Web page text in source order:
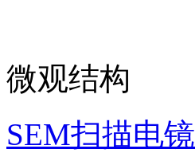
微观结构
SEM扫描电镜